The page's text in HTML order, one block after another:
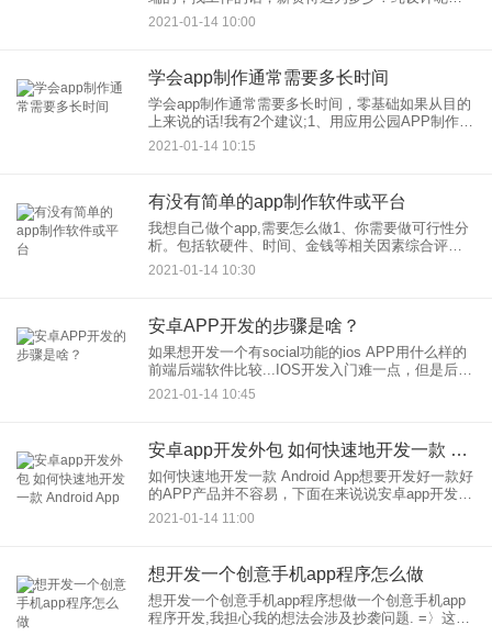
是前端呢？ 纯设计， 这个比较讲究水平了， 普通的
35千，中级78千，水平高的1-2万 不过水平高的私活
2021-01-14 10:00
学会app制作通常需要多长时间
学会app制作通常需要多长时间，零基础如果从目的
上来说的话!我有2个建议;1、用应用公园APP制作平
台，这个平台可以设置RSS网络链接，对新闻的各
个分类也可以做排版。2、用应用公园APP开发制作
2021-01-14 10:15
有没有简单的app制作软件或平台
我想自己做个app,需要怎么做1、你需要做可行性分
析。包括软硬件、时间、金钱等相关因素综合评估
（还要APP的价值等待），你想要的这个APP成功
上线运行的可行性。2、为数不多步确认完后，如果
2021-01-14 10:30
安卓APP开发的步骤是啥？
如果想开发一个有social功能的ios APP用什么样的
前端后端软件比较...IOS开发入门难一点，但是后期
发展更好，薪资会更高，比前后端开发高的多。。
前端的话，入门简单些，但发展受限，除非js比较
2021-01-14 10:45
安卓app开发外包 如何快速地开发一款 Android App
如何快速地开发一款 Android App想要开发好一款好
的APP产品并不容易，下面在来说说安卓app开发过
程中需要注意的问题：1、安卓app开发有自己规范
的一套标准，您在开发中必须无条件遵守。2、在
2021-01-14 11:00
想开发一个创意手机app程序怎么做
想开发一个创意手机app程序想做一个创意手机app
程序开发,我担心我的想法会涉及抄袭问题. =〉这个